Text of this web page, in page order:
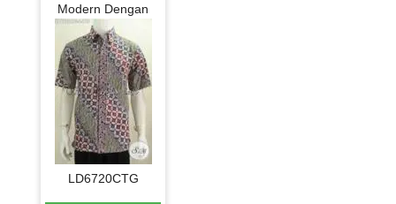
Modern Dengan
LD6720CTG